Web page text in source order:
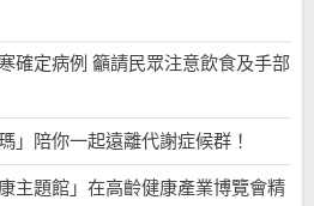
確定病例 籲請民眾注意飲食及手部
」陪你一起遠離代謝症候群！
主題館」在高齡健康產業博覽會精